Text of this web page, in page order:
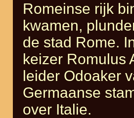
Romeinse rijk
kwamen,
de stad Rome.
keizer Romulus
leider Odoaker
Germaanse
over Italie.